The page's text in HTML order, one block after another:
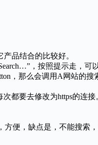
品结合的比较好。
，按照提示走，
，那么会调用A网站的搜
都要去修改为https的连接
方便，缺点是，不能搜索